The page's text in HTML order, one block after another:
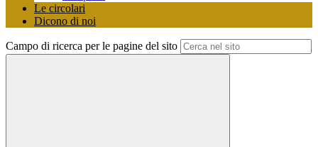
Le circolari
Dicono di noi
Campo di ricerca per le pagine del sito